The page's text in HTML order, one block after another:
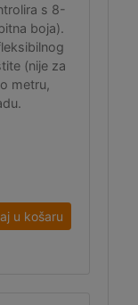
s 8-
boja).
(nije za
metru,
u košaru